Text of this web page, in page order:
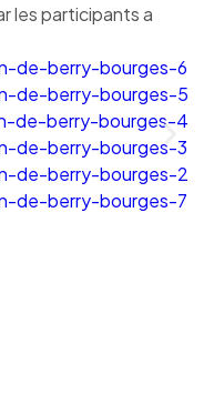
les participants a